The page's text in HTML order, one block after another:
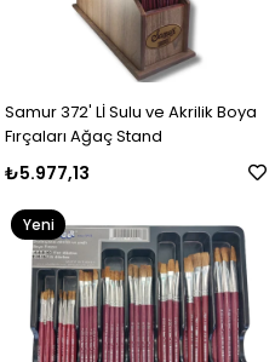
Samur 372' Lİ Sulu ve Akrilik Boya
Fırçaları Ağaç Stand
₺5.977,13
Yeni
Ürün